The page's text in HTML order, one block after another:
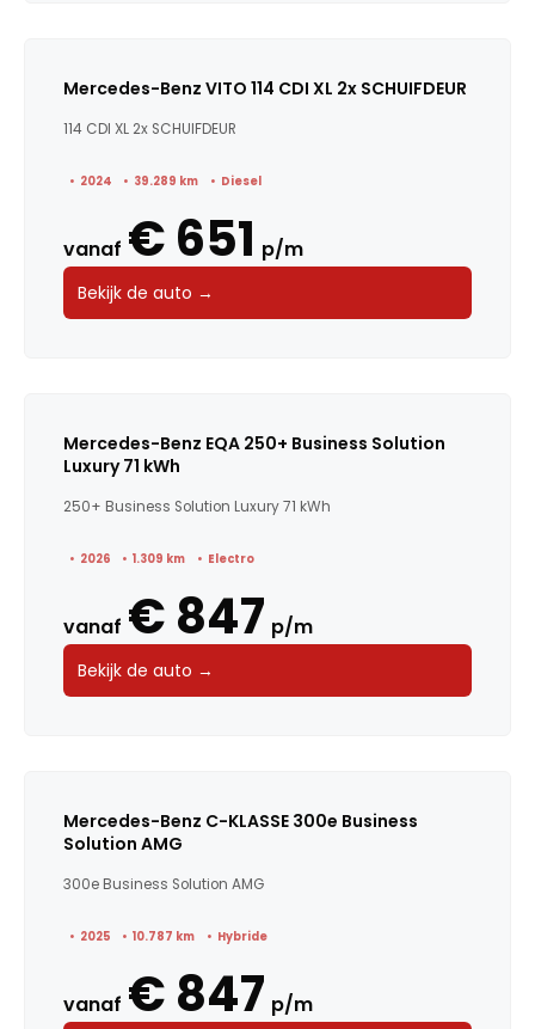
Mercedes-Benz VITO 114 CDI XL 2x SCHUIFDEUR
114 CDI XL 2x SCHUIFDEUR
2024 39.289 km Diesel
vanaf € 651 p/m
Bekijk de auto →
Mercedes-Benz EQA 250+ Business Solution
Luxury 71 kWh
250+ Business Solution Luxury 71 kWh
2026 1.309 km Electro
vanaf € 847 p/m
Bekijk de auto →
Mercedes-Benz C-KLASSE 300e Business
Solution AMG
300e Business Solution AMG
2025 10.787 km Hybride
vanaf € 847 p/m